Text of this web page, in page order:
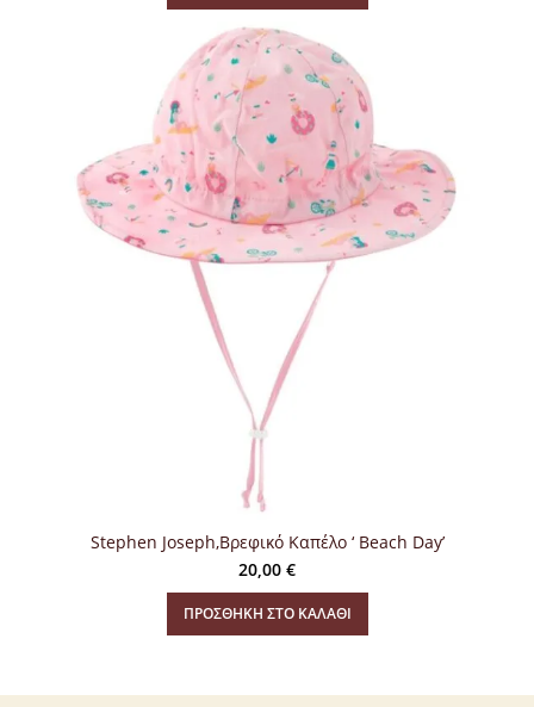
Stephen Joseph,Βρεφικό Καπέλο ‘ Beach Day’
20,00 €
ΠΡΟΣΘΉΚΗ ΣΤΟ ΚΑΛΆΘΙ